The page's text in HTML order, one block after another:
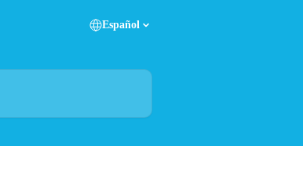
Español